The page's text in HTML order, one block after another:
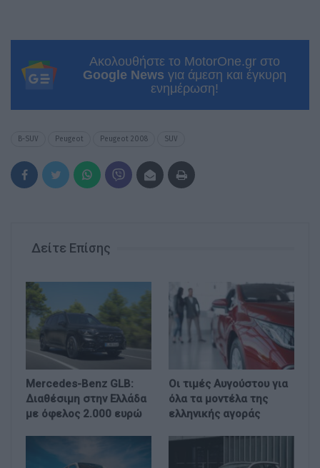
Ακολουθήστε το MotorOne.gr στο
Google News για άμεση και έγκυρη
ενημέρωση!
B-SUV Peugeot Peugeot 2008 SUV
Δείτε Επίσης
Mercedes-Benz GLB:
Διαθέσιμη στην Ελλάδα
με όφελος 2.000 ευρώ
Οι τιμές Αυγούστου για
όλα τα μοντέλα της
ελληνικής αγοράς